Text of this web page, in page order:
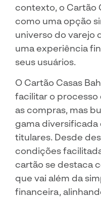
contexto, o Cartão
como uma opção
universo do varejo
uma experiência
seus usuários.
O Cartão Casas
facilitar o
as compras, mas
gama diversificada
titulares. Desde
condições
cartão se destaca
que vai além da
financeira,